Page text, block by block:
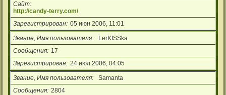
Сайт
http://candy-terry.com/
Зарегистрирован 05 июн 2006, 11:01
Звание, Имя пользователя
LerKISSka
Сообщения
17
Зарегистрирован 24 июл 2006, 04:05
Звание, Имя пользователя
Samanta
Сообщения 2804